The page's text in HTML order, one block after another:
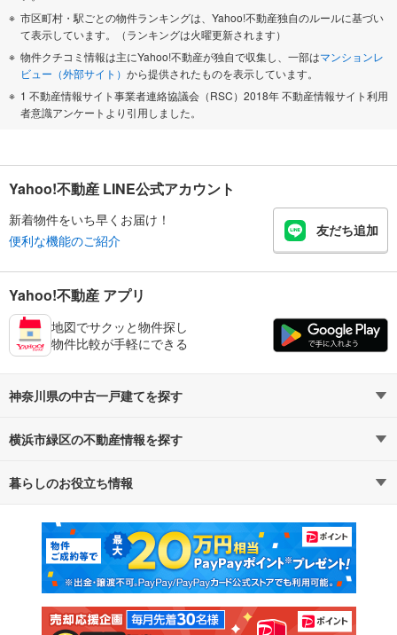
市区町村・駅ごとの物件ランキングは、Yahoo!不動産独自のルールに基づい
て表示しています。（ランキングは火曜更新されます）
物件クチコミ情報は主にYahoo!不動産が独自で収集し、一部はマンションレ
ビュー（外部サイト） から提供されたものを表示しています。
1 不動産情報サイト事業者連絡協議会（RSC）2018年 不動産情報サイト利用
者意識アンケートより引用しました。
Yahoo!不動産 LINE公式アカウント
新着物件をいち早くお届け！
便利な機能のご紹介
友だち追加
Yahoo!不動産 アプリ
地図でサクッと物件探し
物件比較が手軽にできる
神奈川県の中古一戸建てを探す
路線・駅から探す
通勤・通学時間から探す
横浜市緑区の不動産情報を探す
不動産・住宅
新築マンション 中古マンション
新築一戸建て 中古一戸建て
注文住宅 土地
暮らしのお役立ち情報
マンションカタログ 教えて！住まいの先生